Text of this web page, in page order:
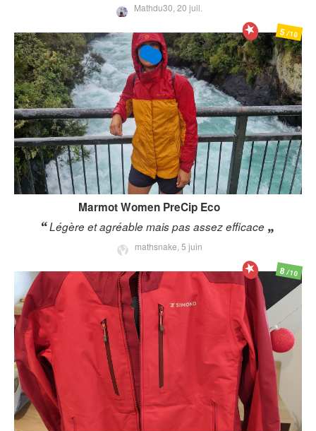
Mathdu30, 20 juil.
Marmot Women PreCip Eco
Légère et agréable mais pas assez efficace
mathsnake, 5 juin
5/10
8/10